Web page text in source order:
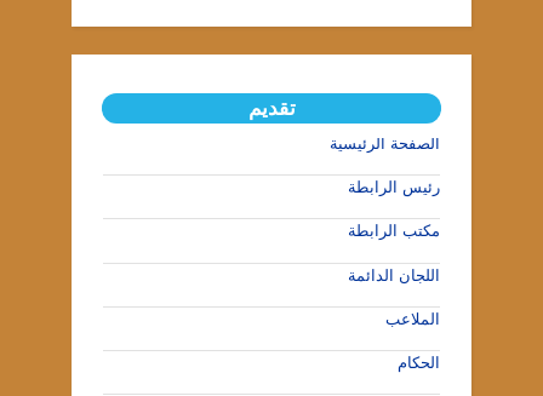
تقديم
الصفحة الرئيسية
رئيس الرابطة
مكتب الرابطة
اللجان الدائمة
الملاعب
الحكام